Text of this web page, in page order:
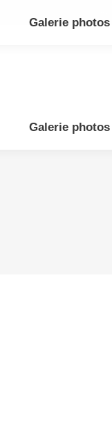
Galerie photos
Galerie photos